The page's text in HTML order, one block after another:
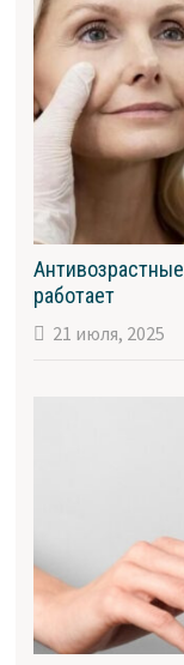
работает
21 июля, 2025